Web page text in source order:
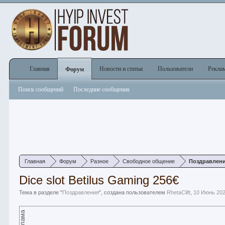
Главная Форум Разное Свободное общение
Dice slot Betilus Gaming 256€
Тема в разделе "Поздравления", создана пользователем RhetaClift 10 Июнь
Главная Форум
Поиск сообщений Последние сообщения
Новости и статьи Пользователи